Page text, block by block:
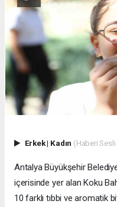
Erkek| Kadın (Haberi
Antalya Büyükşehir
içerisinde yer alan Koku
10 farklı tıbbi ve aromatik